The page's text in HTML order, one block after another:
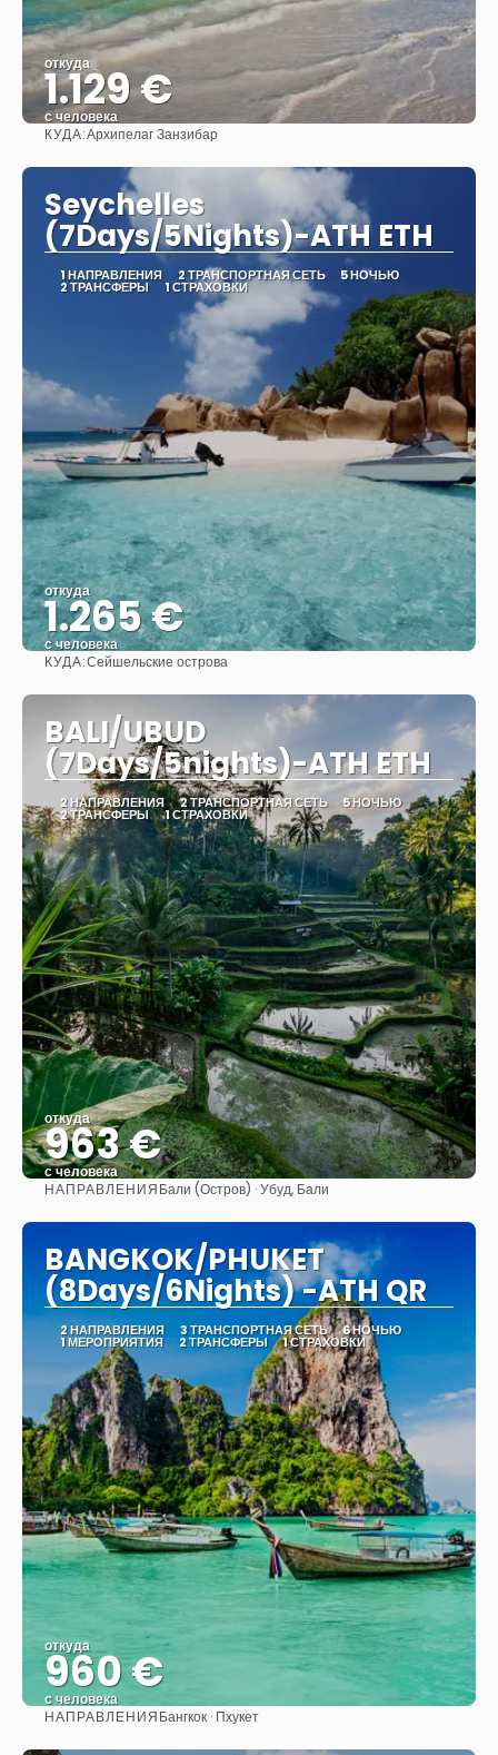
откуда
1.129 €
с человека
КУДА:Архипелаг Занзибар
Seychelles
(7Days/5Nights)-ATH ETH
1 НАПРАВЛЕНИЯ 2 ТРАНСПОРТНАЯ СЕТЬ 5 НОЧЬЮ
2 ТРАНСФЕРЫ 1 СТРАХОВКИ
откуда
1.265 €
с человека
Видеть
КУДА:Сейшельские острова
BALI/UBUD
(7Days/5nights)-ATH ETH
2 НАПРАВЛЕНИЯ 2 ТРАНСПОРТНАЯ СЕТЬ 5 НОЧЬЮ
2 ТРАНСФЕРЫ 1 СТРАХОВКИ
откуда
963 €
с человека
Видеть
НАПРАВЛЕНИЯБали (Остров) · Убуд, Бали
BANGKOK/PHUKET
(8Days/6Nights) -ATH QR
2 НАПРАВЛЕНИЯ 3 ТРАНСПОРТНАЯ СЕТЬ 6 НОЧЬЮ
1 МЕРОПРИЯТИЯ 2 ТРАНСФЕРЫ 1 СТРАХОВКИ
откуда
960 €
с человека
Видеть
НАПРАВЛЕНИЯБангкок · Пхукет